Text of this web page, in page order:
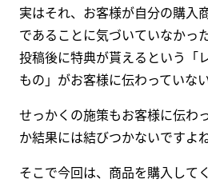
実はそれ、お客様が自分の購入
であることに気づいていなかっ
投稿後に特典が貰えるという「
もの」がお客様に伝わっていな
せっかくの施策もお客様に伝わ
か結果には結びつかないですよね
そこで今回は、商品を購入して